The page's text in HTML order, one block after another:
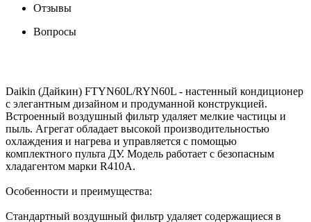
Отзывы
Вопросы
Daikin (Дайкин) FTYN60L/RYN60L - настенный кондиционер
с элегантным дизайном и продуманной конструкцией.
Встроенный воздушный фильтр удаляет мелкие частицы и
пыль. Агрегат обладает высокой производительностью
охлаждения и нагрева и управляется с помощью
комплектного пульта ДУ. Модель работает с безопасным
хладагентом марки R410A.
Особенности и преимущества:
Стандартный воздушный фильтр удаляет содержащиеся в